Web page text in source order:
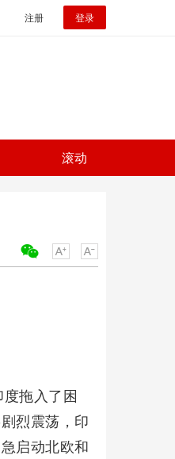
注册 登录
滚动
拖入了困
烈震荡，印
启动北欧和